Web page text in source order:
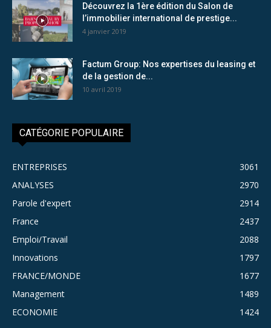
Découvrez la 1ère édition du Salon de
l’immobilier international de prestige...
4 janvier 2019
Factum Group: Nos expertises du leasing et
de la gestion de...
10 avril 2019
CATÉGORIE POPULAIRE
ENTREPRISES
3061
ANALYSES
2970
Parole d'expert
2914
France
2437
Emploi/Travail
2088
Innovations
1797
FRANCE/MONDE
1677
Management
1489
ECONOMIE
1424